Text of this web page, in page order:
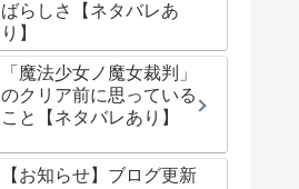
ばらしさ【ネタバレあ
り】
「魔法少女ノ魔女裁判」
のクリア前に思っている
こと【ネタバレあり】
【お知らせ】ブログ更新